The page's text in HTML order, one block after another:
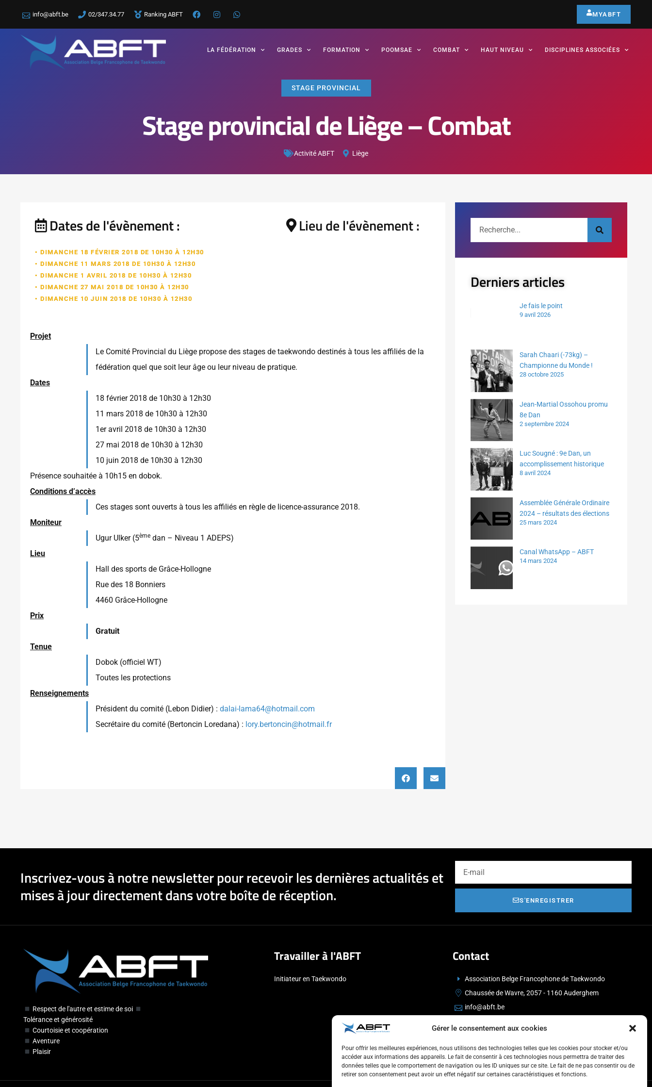
Gérer le consentement aux cookies
Pour offrir les meilleures expériences, nous utilisons des technologies telles que les cookies pour stocker et/ou
accéder aux informations des appareils. Le fait de consentir à ces technologies nous permettra de traiter des
données telles que le comportement de navigation ou les ID uniques sur ce site. Le fait de ne pas consentir ou de
retirer son consentement peut avoir un effet négatif sur certaines caractéristiques et fonctions.
info@abft.be 02/347.34.77 Ranking ABFT MYABFT
LA FÉDÉRATION GRADES FORMATION POOMSAE COMBAT HAUT NIVEAU DISCIPLINES ASSOCIÉES
STAGE PROVINCIAL
Stage provincial de Liège – Combat
Activité ABFT Liège
Dates de l'évènement :
• DIMANCHE 18 FÉVRIER 2018 DE 10H30 À 12H30
• DIMANCHE 11 MARS 2018 DE 10H30 À 12H30
• DIMANCHE 1 AVRIL 2018 DE 10H30 À 12H30
• DIMANCHE 27 MAI 2018 DE 10H30 À 12H30
• DIMANCHE 10 JUIN 2018 DE 10H30 À 12H30
Lieu de l'évènement :
Projet
Le Comité Provincial du Liège propose des stages de taekwondo destinés à tous les affiliés de la
fédération quel que soit leur âge ou leur niveau de pratique.
Dates
18 février 2018 de 10h30 à 12h30
11 mars 2018 de 10h30 à 12h30
1er avril 2018 de 10h30 à 12h30
27 mai 2018 de 10h30 à 12h30
10 juin 2018 de 10h30 à 12h30
Présence souhaitée à 10h15 en dobok.
Conditions d’accès
Ces stages sont ouverts à tous les affiliés en règle de licence-assurance 2018.
Moniteur
Ugur Ulker (5èmedan – Niveau 1 ADEPS)
Lieu
Hall des sports de Grâce-Hollogne
Rue des 18 Bonniers
4460 Grâce-Hollogne
Prix
Gratuit
Tenue
Dobok (officiel WT)
Toutes les protections
Renseignements
Président du comité (Lebon Didier) : dalai-lama64@hotmail.com
Secrétaire du comité (Bertoncin Loredana) : lory.bertoncin@hotmail.fr
Derniers articles
Je fais le point
9 avril 2026
Sarah Chaari (-73kg) –
Championne du Monde !
28 octobre 2025
Jean-Martial Ossohou promu
8e Dan
2 septembre 2024
Luc Sougné : 9e Dan, un
accomplissement historique
8 avril 2024
Assemblée Générale Ordinaire
2024 – résultats des élections
25 mars 2024
Canal WhatsApp – ABFT
14 mars 2024
Inscrivez-vous à notre newsletter pour recevoir les dernières actualités et
mises à jour directement dans votre boîte de réception.
S'ENREGISTRER
Respect de l'autre et estime de soi
Tolérance et générosité
Courtoisie et coopération
Aventure
Plaisir
Travailler à l'ABFT
Initiateur en Taekwondo
Contact
Association Belge Francophone de Taekwondo
Chaussée de Wavre, 2057 - 1160 Auderghem
info@abft.be